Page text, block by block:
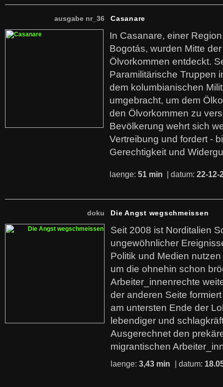
ausgabe nr_36 Casanare
In Casanare, einer
Bogotás, wurden Mitte
Ölvorkommen entdeckt.
Paramilitärische Truppen
dem kolumbianischen
umgebracht, um dem
den Ölvorkommen zu
Bevölkerung wehrt sich
Vertreibung und fordert -
Gerechtigkeit und
laenge: 51 min | datum: 22-12-
doku Die Angst wegschmeissen
Seit 2008 ist Norditalien
ungewöhnlicher
Politik und Medien
um die ohnehin schon
Arbeiter_innenrechte
der anderen Seite
am untersten Ende der
lebendiger und
Ausgerechnet den
migrantischen
laenge: 3,43 min | datum: